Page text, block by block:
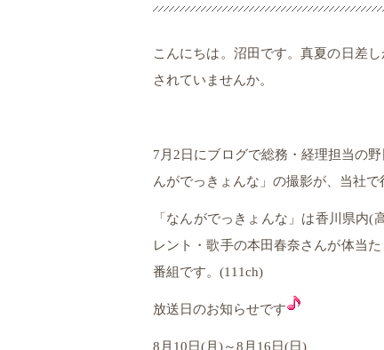
こんにちは。沼田です。真夏の日差
されていませんか。
7月2日にブログで総務・経理担当の
んがでっきょんな」の撮影が、当社で
「なんがでっきょんな」は香川県内
レント・歌手の本田春奈さんが体当
番組です。(111ch)
放送日のお知らせです
8月10日(月)～8月16日(日)